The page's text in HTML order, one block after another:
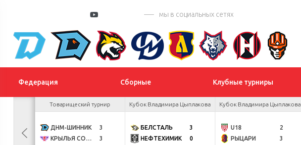
мы в социальных сетях
Федерация Сборные Клубные турниры
Товарищеский турнир
ДНМ-ШИННИК
3
КРЫЛЬЯ СОВЕТОВ
3
Кубок Владимира Цыплакова
БЕЛСТАЛЬ
3
НЕФТЕХИМИК
0
Кубок Владимира Цыплакова
U18
2
РЫЦАРИ
3